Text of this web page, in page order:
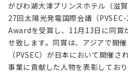
がびわ湖大津プリンスホテル（滋
27回太陽光発電国際会議（
Awardを受賞し、11月13日に同賞
せ致します。同賞は、アジアで開
（PVSEC）が日本において開催
事業に貢献した人物を表彰してお